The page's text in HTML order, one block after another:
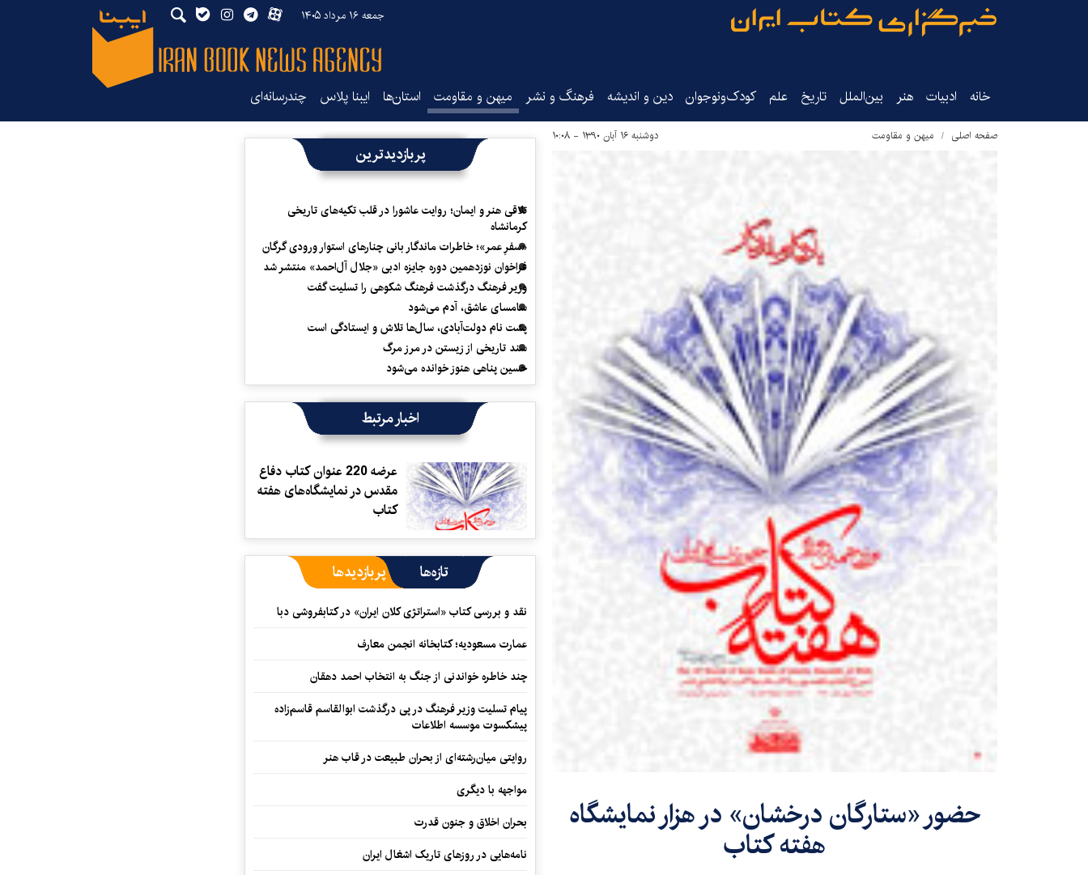
جمعه ۱۶ مرداد ۱۴۰۵
خانه ادبیات هنر بین‌الملل تاریخ‌ علم کودک‌ونوجوان دین و اندیشه فرهنگ و نشر میهن و مقاومت استان‌ها ایبنا پلاس چندرسانه‌ای
صفحه اصلی میهن و مقاومت دوشنبه ۱۶ آبان ۱۳۹۰ - ۱۰:۰۸
حضور «ستارگان درخشان» در هزار نمايشگاه
هفته كتاب
پربازدیدترین
تلاقی هنر و ایمان؛ روایت عاشورا در قلب تکیه‌های تاریخی
کرمانشاه
«سفرِ عمر»؛ خاطرات ماندگار بانی چنارهای استوار ورودی گرگان
فراخوان نوزدهمین دوره جایزه ادبی «جلال آل‌احمد» منتشر شد
وزیر فرهنگ درگذشت فرهنگ شکوهی را تسلیت گفت
سامسای عاشق، آدم می‌شود
پشت نام دولت‌آبادی، سال‌ها تلاش و ایستادگی است
سند تاریخی از زیستن در مرز مرگ
حسین پناهی هنوز خوانده می‌شود
اخبار مرتبط
عرضه 220 عنوان كتاب دفاع
مقدس در نمايشگاه‌های هفته
کتاب
تازه‌ها پربازدیدها
نقد و بررسی کتاب «استراتژی کلان ایران» در کتابفروشی دبا
عمارت مسعودیه؛ کتابخانه انجمن معارف
چند خاطره خواندنی از جنگ به انتخاب احمد دهقان
پیام تسلیت وزیر فرهنگ در پی درگذشت ابوالقاسم قاسم‌زاده
پیشکسوت موسسه اطلاعات
روایتی میان‌رشته‌ای از بحران طبیعت در قاب هنر
مواجهه با دیگری
بحران اخلاق و جنون قدرت
نامه‌هایی در روزهای تاریک اشغال ایران